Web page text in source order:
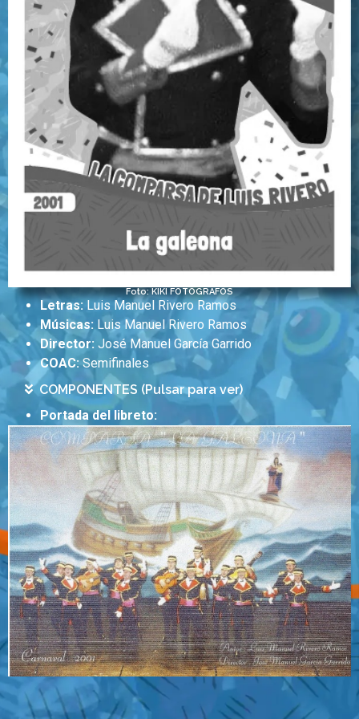
Foto: KIKI FOTÓGRAFOS
Letras: Luis Manuel Rivero Ramos
Músicas: Luis Manuel Rivero Ramos
Director: José Manuel García Garrido
COAC: Semifinales
COMPONENTES (Pulsar para ver)
Portada del libreto: